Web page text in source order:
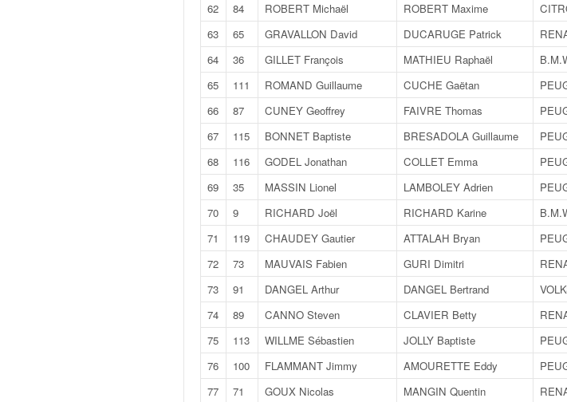
62
84 ROBERT Michaël ROBERT Maxime
63
65 GRAVALLON David DUCARUGE Patrick
64
36 GILLET François MATHIEU Raphaël
65
111 ROMAND Guillaume CUCHE Gaëtan
66
87 CUNEY Geoffrey FAIVRE Thomas
67
115 BONNET Baptiste BRESADOLA Guillaume
68
116 GODEL Jonathan COLLET Emma
69
35 MASSIN Lionel LAMBOLEY Adrien
70
9 RICHARD Joël RICHARD Karine
71
119 CHAUDEY Gautier ATTALAH Bryan
72
73 MAUVAIS Fabien GURI Dimitri
73
91 DANGEL Arthur DANGEL Bertrand
74
89 CANNO Steven CLAVIER Betty
75
113 WILLME Sébastien JOLLY Baptiste
76
100 FLAMMANT Jimmy AMOURETTE Eddy
77
71 GOUX Nicolas MANGIN Quentin